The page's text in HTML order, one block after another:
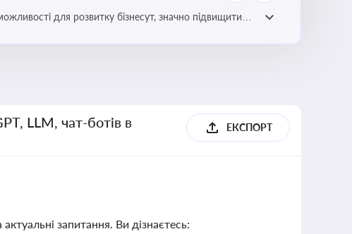
для розвитку бізнесут, значно підвищити
LLM, чат-ботів в
ЕКСПОРТ
запитання. Ви дізнаєтесь: